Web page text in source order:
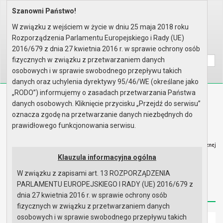
Home Organy Rada Miejska
Rok 2025 - posiedzenia
Posiedzenie z 23 września 2025..
Wyszukaj na stronie:
AAA
Biuletyn Informacji Publicznej
Urząd Miasta i Gminy w Gryfinie
Strona główna Mapa serwisu Aktualności
Redakcja Instrukcja korzystania Dostępność
Strona główna
Szanowni Państwo!
W związku z wejściem w życie w dniu 25 maja 2018 roku
Rozporządzenia Parlamentu Europejskiego i Rady (UE)
2016/679 z dnia 27 kwietnia 2016 r. w sprawie ochrony osób
fizycznych w związku z przetwarzaniem danych
osobowych i w sprawie swobodnego przepływu takich
danych oraz uchylenia dyrektywy 95/46/WE (określane jako
„RODO”) informujemy o zasadach przetwarzania Państwa
danych osobowych. Kliknięcie przycisku „Przejdź do serwisu”
oznacza zgodę na przetwarzanie danych niezbędnych do
prawidłowego funkcjonowania serwisu.
Klauzula informacyjna ogólna
W związku z zapisami art. 13 ROZPORZĄDZENIA
PARLAMENTU EUROPEJSKIEGO I RADY (UE) 2016/679 z
dnia 27 kwietnia 2016 r. w sprawie ochrony osób
fizycznych w związku z przetwarzaniem danych
osobowych i w sprawie swobodnego przepływu takich